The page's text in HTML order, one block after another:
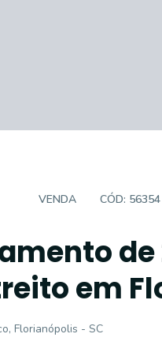
VENDA CÓD: 56354
em
Florianópolis - SC